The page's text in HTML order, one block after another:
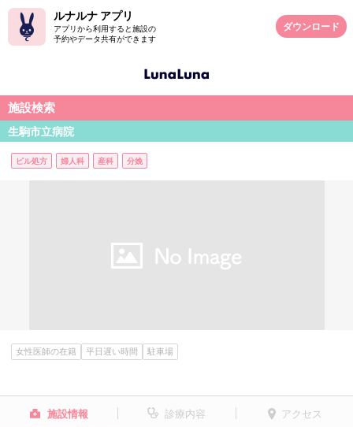
ルナルナ アプリ
アプリから利用すると施設の
予約やデータ共有ができます
ダウンロード
施設検索
生駒市立病院
ピル処方 婦人科 産科 分娩
女性医師の在籍 平日遅い時間 駐車場
施設情報 診療内容 アクセス